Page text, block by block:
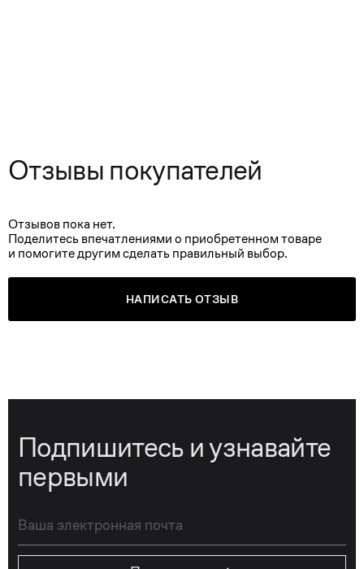
Отзывы покупателей
Отзывов пока нет.
Поделитесь впечатлениями о приобретенном товаре
и помогите другим сделать правильный выбор.
НАПИСАТЬ ОТЗЫВ
Подпишитесь и узнавайте
первыми